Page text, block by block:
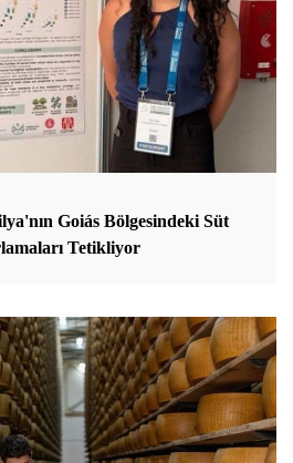
Goiás Bölgesindeki Süt
Tetikliyor